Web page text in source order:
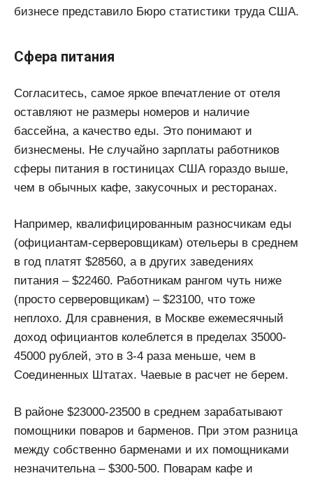
бизнесе представило Бюро статистики труда США.
Сфера питания
Согласитесь, самое яркое впечатление от отеля
оставляют не размеры номеров и наличие
бассейна, а качество еды. Это понимают и
бизнесмены. Не случайно зарплаты работников
сферы питания в гостиницах США гораздо выше,
чем в обычных кафе, закусочных и ресторанах.
Например, квалифицированным разносчикам еды
(официантам-серверовщикам) отельеры в среднем
в год платят $28560, а в других заведениях
питания – $22460. Работникам рангом чуть ниже
(просто серверовщикам) – $23100, что тоже
неплохо. Для сравнения, в Москве ежемесячный
доход официантов колеблется в пределах 35000-
45000 рублей, это в 3-4 раза меньше, чем в
Соединенных Штатах. Чаевые в расчет не берем.
В районе $23000-23500 в среднем зарабатывают
помощники поваров и барменов. При этом разница
между собственно барменами и их помощниками
незначительна – $300-500. Поварам кафе и